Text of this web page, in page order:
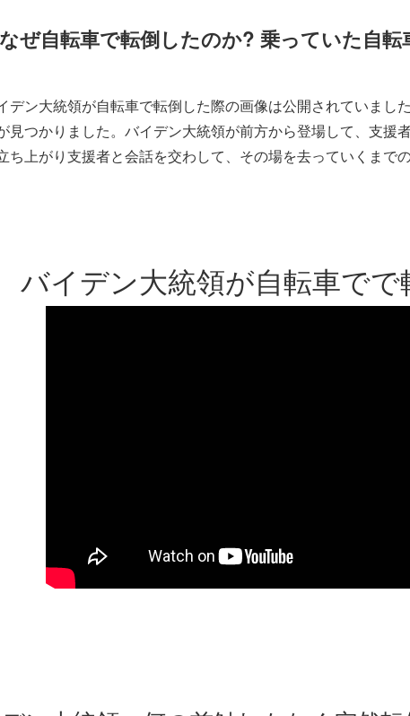
ぜ自転車で転倒したのか? 乗っていた自
デン大統領が自転車で転倒した際の画像は公開されていまし
見つかりました。バイデン大統領が前方から登場して、支援
ち上がり支援者と会話を交わして、その場を去っていくまで
バイデン大統領が自転車で